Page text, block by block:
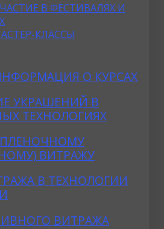
В ФЕСТИВАЛЯХ И
КЛАССЫ
О КУРСАХ
УКРАШЕНИЙ В
ТЕХНОЛОГИЯХ
ПЛЕНОЧНОМУ
ВИТРАЖУ
В ТЕХНОЛОГИИ
ВИТРАЖА